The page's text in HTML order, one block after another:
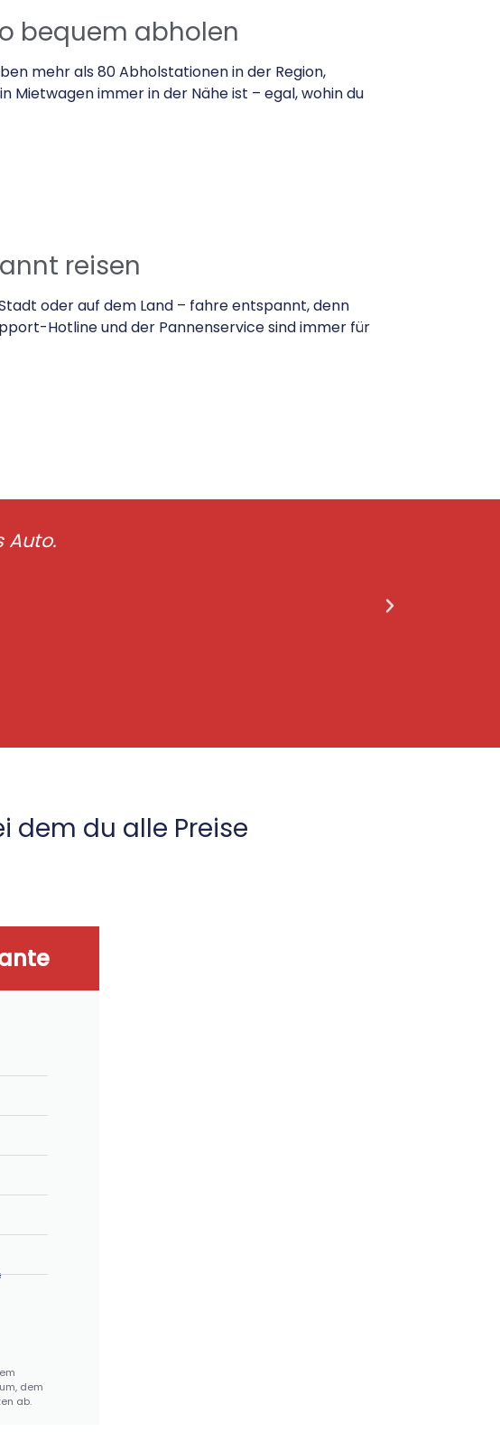
bequem abholen
mehr als 80 Abholstationen in der Region,
Mietwagen immer in der Nähe ist – egal, wohin du
reisen
oder auf dem Land – fahre entspannt, denn
Hotline und der Pannenservice sind immer für
Auto.
dem du alle Preise
dem
ab.